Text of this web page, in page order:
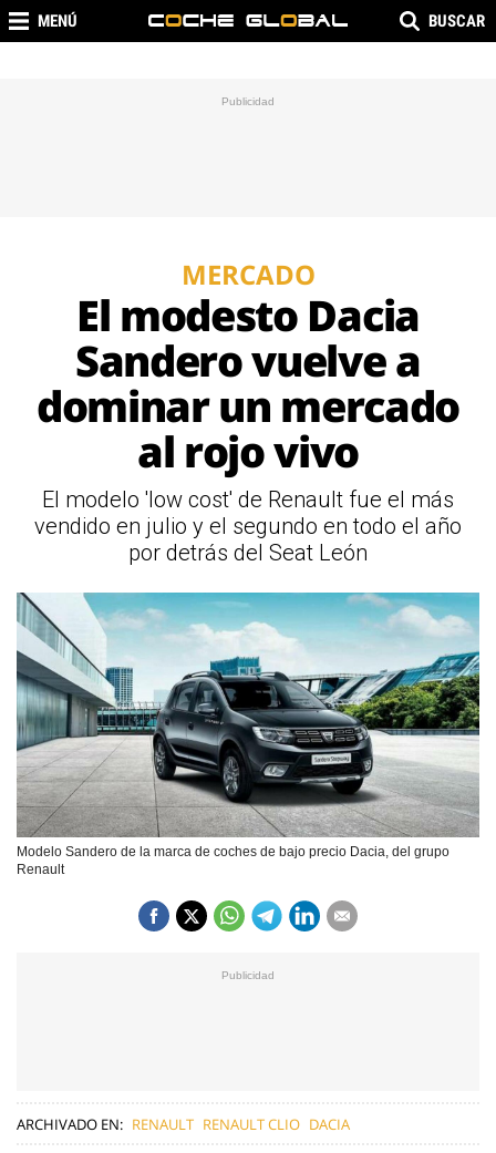
MENÚ BUSCAR
MERCADO
El modesto Dacia
Sandero vuelve a
dominar un mercado
al rojo vivo
El modelo 'low cost' de Renault fue el más
vendido en julio y el segundo en todo el año
por detrás del Seat León
Modelo Sandero de la marca de coches de bajo precio Dacia, del grupo
Renault
ARCHIVADO EN: RENAULT RENAULT CLIO DACIA